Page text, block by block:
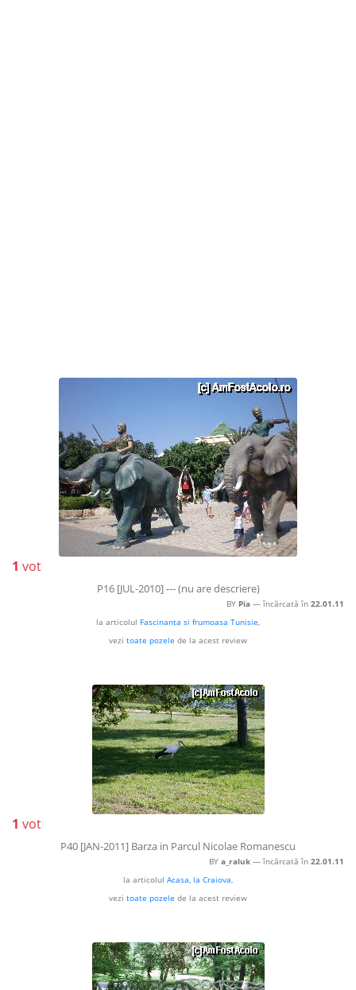
1 vot
P16 [JUL-2010] --- (nu are descriere)
BY Pia — încărcată în 22.01.11
la articolul Fascinanta si frumoasa Tunisie,
vezi toate pozele de la acest review
1 vot
P40 [JAN-2011] Barza in Parcul Nicolae Romanescu
BY a_raluk — încărcată în 22.01.11
la articolul Acasa, la Craiova,
vezi toate pozele de la acest review